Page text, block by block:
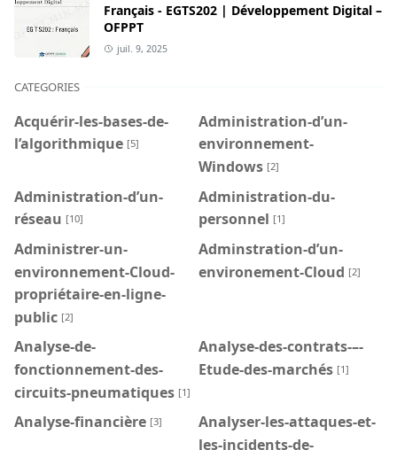
Français - EGTS202 | Développement Digital –
OFPPT
juil. 9, 2025
CATEGORIES
Acquérir-les-bases-de-
l’algorithmique [5]
Administration-d’un-
environnement-
Windows [2]
Administration-d’un-
réseau [10]
Administration-du-
personnel [1]
Administrer-un-
environnement-Cloud-
propriétaire-en-ligne-
public [2]
Adminstration-d’un-
environement-Cloud [2]
Analyse-de-
fonctionnement-des-
circuits-pneumatiques [1]
Analyse-des-contrats-–-
Etude-des-marchés [1]
Analyse-financière [3]
Analyser-les-attaques-et-
les-incidents-de-